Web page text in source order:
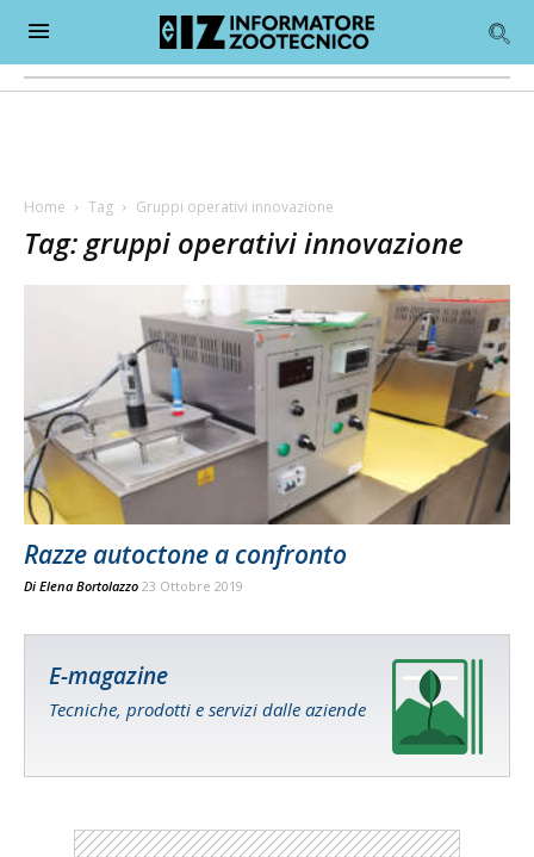
Home Tag Gruppi operativi innovazione
Tag: gruppi operativi innovazione
Razze autoctone a confronto
Di Elena Bortolazzo 23 Ottobre 2019
E-magazine
Tecniche, prodotti e servizi dalle aziende